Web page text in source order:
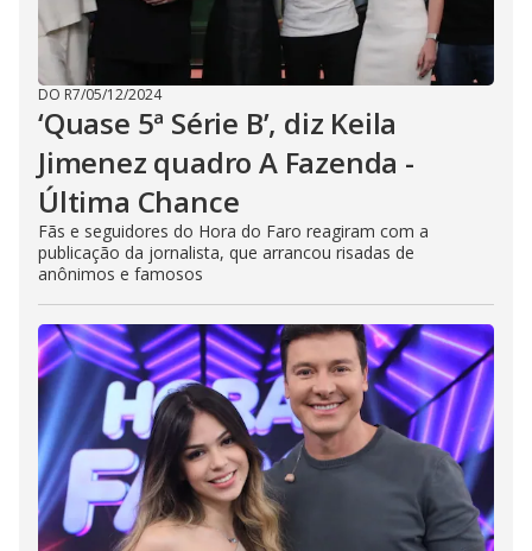
DO R7/05/12/2024
‘Quase 5ª Série B’, diz Keila
Jimenez quadro A Fazenda -
Última Chance
Fãs e seguidores do Hora do Faro reagiram com a
publicação da jornalista, que arrancou risadas de
anônimos e famosos